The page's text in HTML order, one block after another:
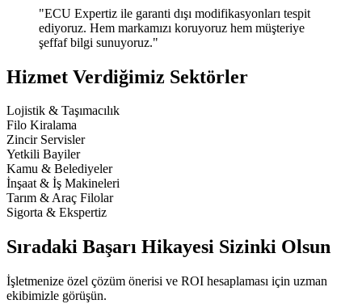
"ECU Expertiz ile garanti dışı modifikasyonları tespit
ediyoruz. Hem markamızı koruyoruz hem müşteriye
şeffaf bilgi sunuyoruz."
Hizmet Verdiğimiz Sektörler
Lojistik & Taşımacılık
Filo Kiralama
Zincir Servisler
Yetkili Bayiler
Kamu & Belediyeler
İnşaat & İş Makineleri
Tarım & Araç Filolar
Sigorta & Ekspertiz
Sıradaki Başarı Hikayesi Sizinki Olsun
İşletmenize özel çözüm önerisi ve ROI hesaplaması için uzman
ekibimizle görüşün.